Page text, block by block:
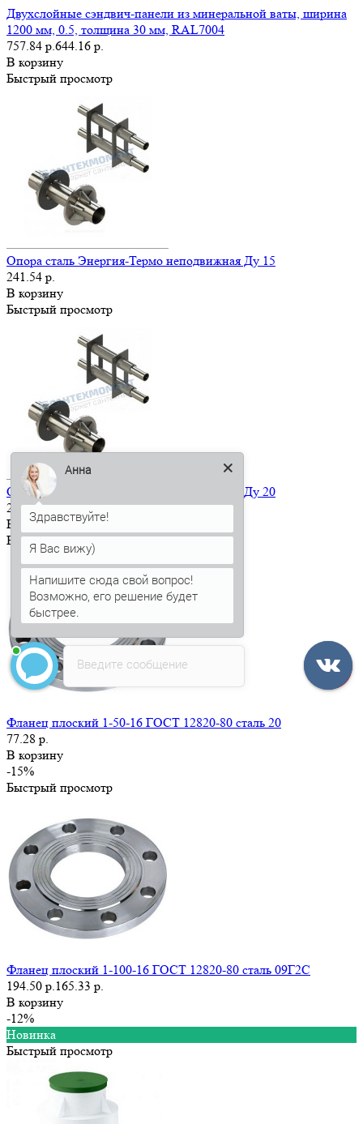
Двухслойные сэндвич-панели из минеральной ваты, ширина
1200 мм, 0.5, толщина 30 мм, RAL7004
757.84 р.644.16 р.
В корзину
Быстрый просмотр
Опора сталь Энергия-Термо неподвижная Ду 15
241.54 р.
В корзину
Быстрый просмотр
Опора сталь Энергия-Термо неподвижная Ду 20
255.17 р.
В корзину
Быстрый просмотр
Фланец плоский 1-50-16 ГОСТ 12820-80 сталь 20
77.28 р.
В корзину
-15%
Быстрый просмотр
Фланец плоский 1-100-16 ГОСТ 12820-80 сталь 09Г2С
194.50 р.165.33 р.
В корзину
-12%
Новинка
Быстрый просмотр
Введите сообщение
Анна
Здравствуйте!
Я Вас вижу)
Напишите сюда свой вопрос!
Возможно, его решение будет
быстрее.